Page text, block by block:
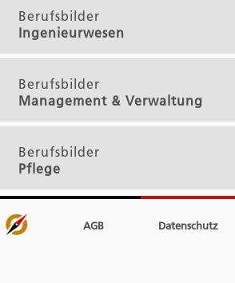
Berufsbilder
Ingenieurwesen
Berufsbilder
Management & Verwaltung
Berufsbilder
Pflege
AGB Datenschutz